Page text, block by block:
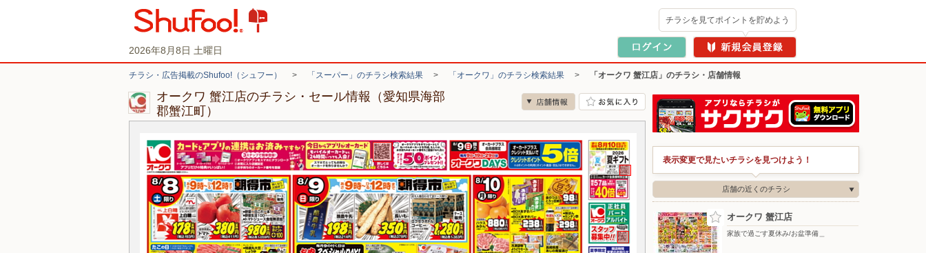
2026年8月8日 土曜日
チラシを見てポイントを貯めよう
チラシ・広告掲載のShufoo!（シュフー） > 「スーパー」のチラシ検索結果 > 「オークワ」のチラシ検索結果 > 「オークワ 蟹江店」のチラシ・店舗情報
オークワ 蟹江店のチラシ・セール情報（愛知県海部
郡蟹江町）
表示変更で見たいチラシを見つけよう！
店舗の近くのチラシ
オークワ 蟹江店
家族で過ごす夏休み/お盆準備＿